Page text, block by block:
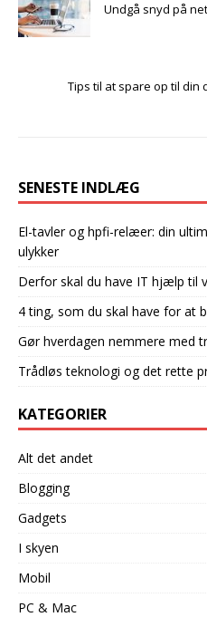
Undgå snyd på
Tips til at spare op til din
SENESTE INDLÆG
El-tavler og hpfi-relæer: din
ulykker
Derfor skal du have IT hjælp til
4 ting, som du skal have for at
Gør hverdagen nemmere med
Trådløs teknologi og det rette
KATEGORIER
Alt det andet
Blogging
Gadgets
I skyen
Mobil
PC & Mac